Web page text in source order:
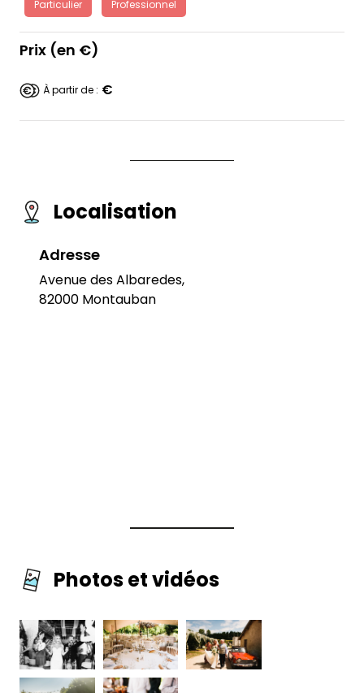
Particulier Professionnel
Prix (en €)
À partir de : €
Localisation
Adresse
Avenue des Albaredes,
82000 Montauban
Photos et vidéos